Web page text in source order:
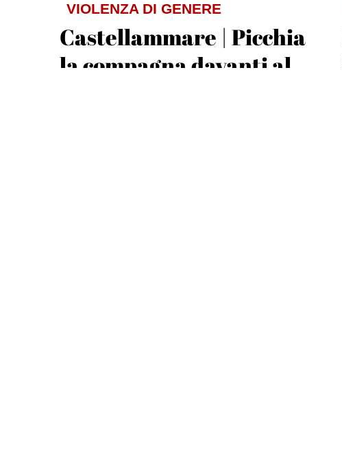
VIOLENZA DI GENERE
Castellammare | Picchia
la compagna davanti al